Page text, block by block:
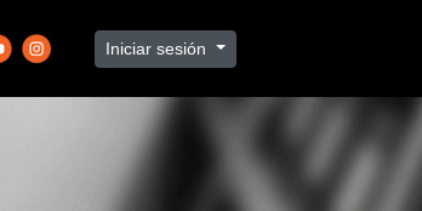
Iniciar sesión